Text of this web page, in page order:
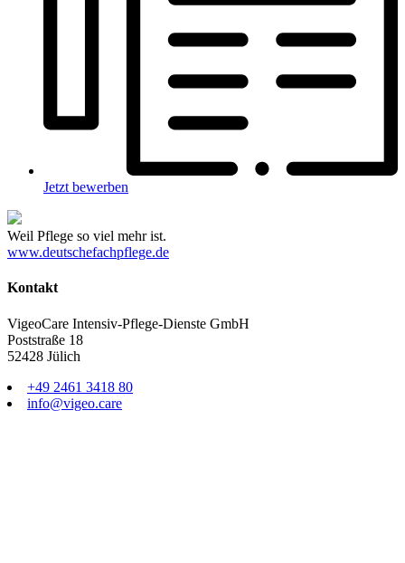
Jetzt bewerben
Weil Pflege so viel mehr ist.
www.deutschefachpflege.de
Kontakt
VigeoCare Intensiv-Pflege-Dienste GmbH
Poststraße 18
52428 Jülich
+49 2461 3418 80
info@vigeo.care